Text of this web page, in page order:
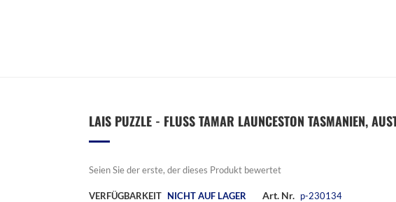
LAIS PUZZLE - FLUSS TAMAR LAUNCESTON TASMANIEN,
Seien Sie der erste, der dieses Produkt bewertet
VERFÜGBARKEIT NICHT AUF LAGER Art. Nr. p-230134